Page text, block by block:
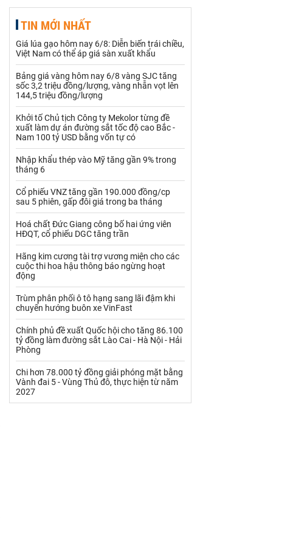
Hạt điều
Khí đốt
Kim loại khác Mắc ca
Muối
Nhựa - Hạt nhựa
Palladium Phân bón
Rau - Củ -Quả Sắt thép
Sữa
Than Thức ăn chăn nuôi
Thủy hải sản khác Tôm
Vàng
VLXD khác
Xi măng - Clynker
TIN MỚI NHẤT
Giá lúa gạo hôm nay 6/8: Diễn biến trái chiều,
Việt Nam có thể áp giá sàn xuất khẩu
Bảng giá vàng hôm nay 6/8 vàng SJC tăng
sốc 3,2 triệu đồng/lượng, vàng nhẫn vọt lên
144,5 triệu đồng/lượng
Khởi tố Chủ tịch Công ty Mekolor từng đề
xuất làm dự án đường sắt tốc độ cao Bắc -
Nam 100 tỷ USD bằng vốn tự có
Nhập khẩu thép vào Mỹ tăng gần 9% trong
tháng 6
Cổ phiếu VNZ tăng gần 190.000 đồng/cp
sau 5 phiên, gấp đôi giá trong ba tháng
Hoá chất Đức Giang công bố hai ứng viên
HĐQT, cổ phiếu DGC tăng trần
Hãng kim cương tài trợ vương miện cho các
cuộc thi hoa hậu thông báo ngừng hoạt
động
Trùm phân phối ô tô hạng sang lãi đậm khi
chuyển hướng buôn xe VinFast
Chính phủ đề xuất Quốc hội cho tăng 86.100
tỷ đồng làm đường sắt Lào Cai - Hà Nội - Hải
Phòng
Chi hơn 78.000 tỷ đồng giải phóng mặt bằng
Vành đai 5 - Vùng Thủ đô, thực hiện từ năm
2027